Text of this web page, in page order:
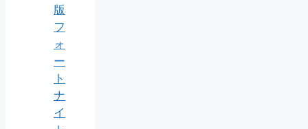
版
フ
ォ
ー
ト
ナ
イ